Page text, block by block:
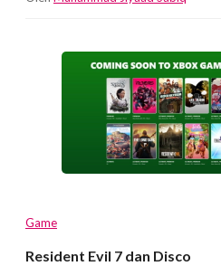
Game
Resident Evil 7 dan Disco